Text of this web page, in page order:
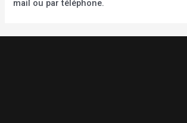
mail ou par téléphone.